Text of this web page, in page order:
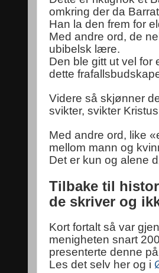
omkring der da
Han la den frem for
Med andre ord, de
ubibelsk lære.
Den ble gitt ut vel for
dette
Videre så skjønner
svikter, svikter
Med andre ord, like
mellom mann og
Det er kun og alene
Tilbake til
de skriver og
Kort fortalt så var
menigheten snart
presenterte denne
Les det selv her og i